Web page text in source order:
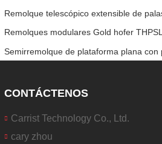
Remolques modulares Gold hofer
Semirremolque de plataforma plana con
CONTÁCTENOS
Carrist Technology Co., Ltd.
cary zhou